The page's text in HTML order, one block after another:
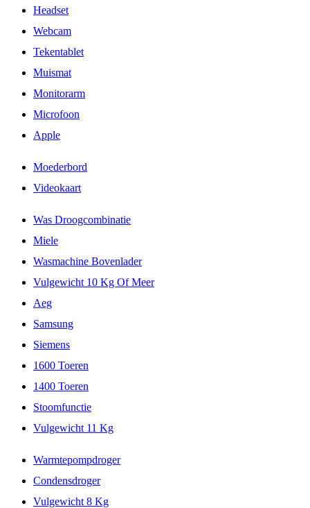
Headset
Webcam
Tekentablet
Muismat
Monitorarm
Microfoon
Apple
Moederbord
Videokaart
Was Droogcombinatie
Miele
Wasmachine Bovenlader
Vulgewicht 10 Kg Of Meer
Aeg
Samsung
Siemens
1600 Toeren
1400 Toeren
Stoomfunctie
Vulgewicht 11 Kg
Warmtepompdroger
Condensdroger
Vulgewicht 8 Kg